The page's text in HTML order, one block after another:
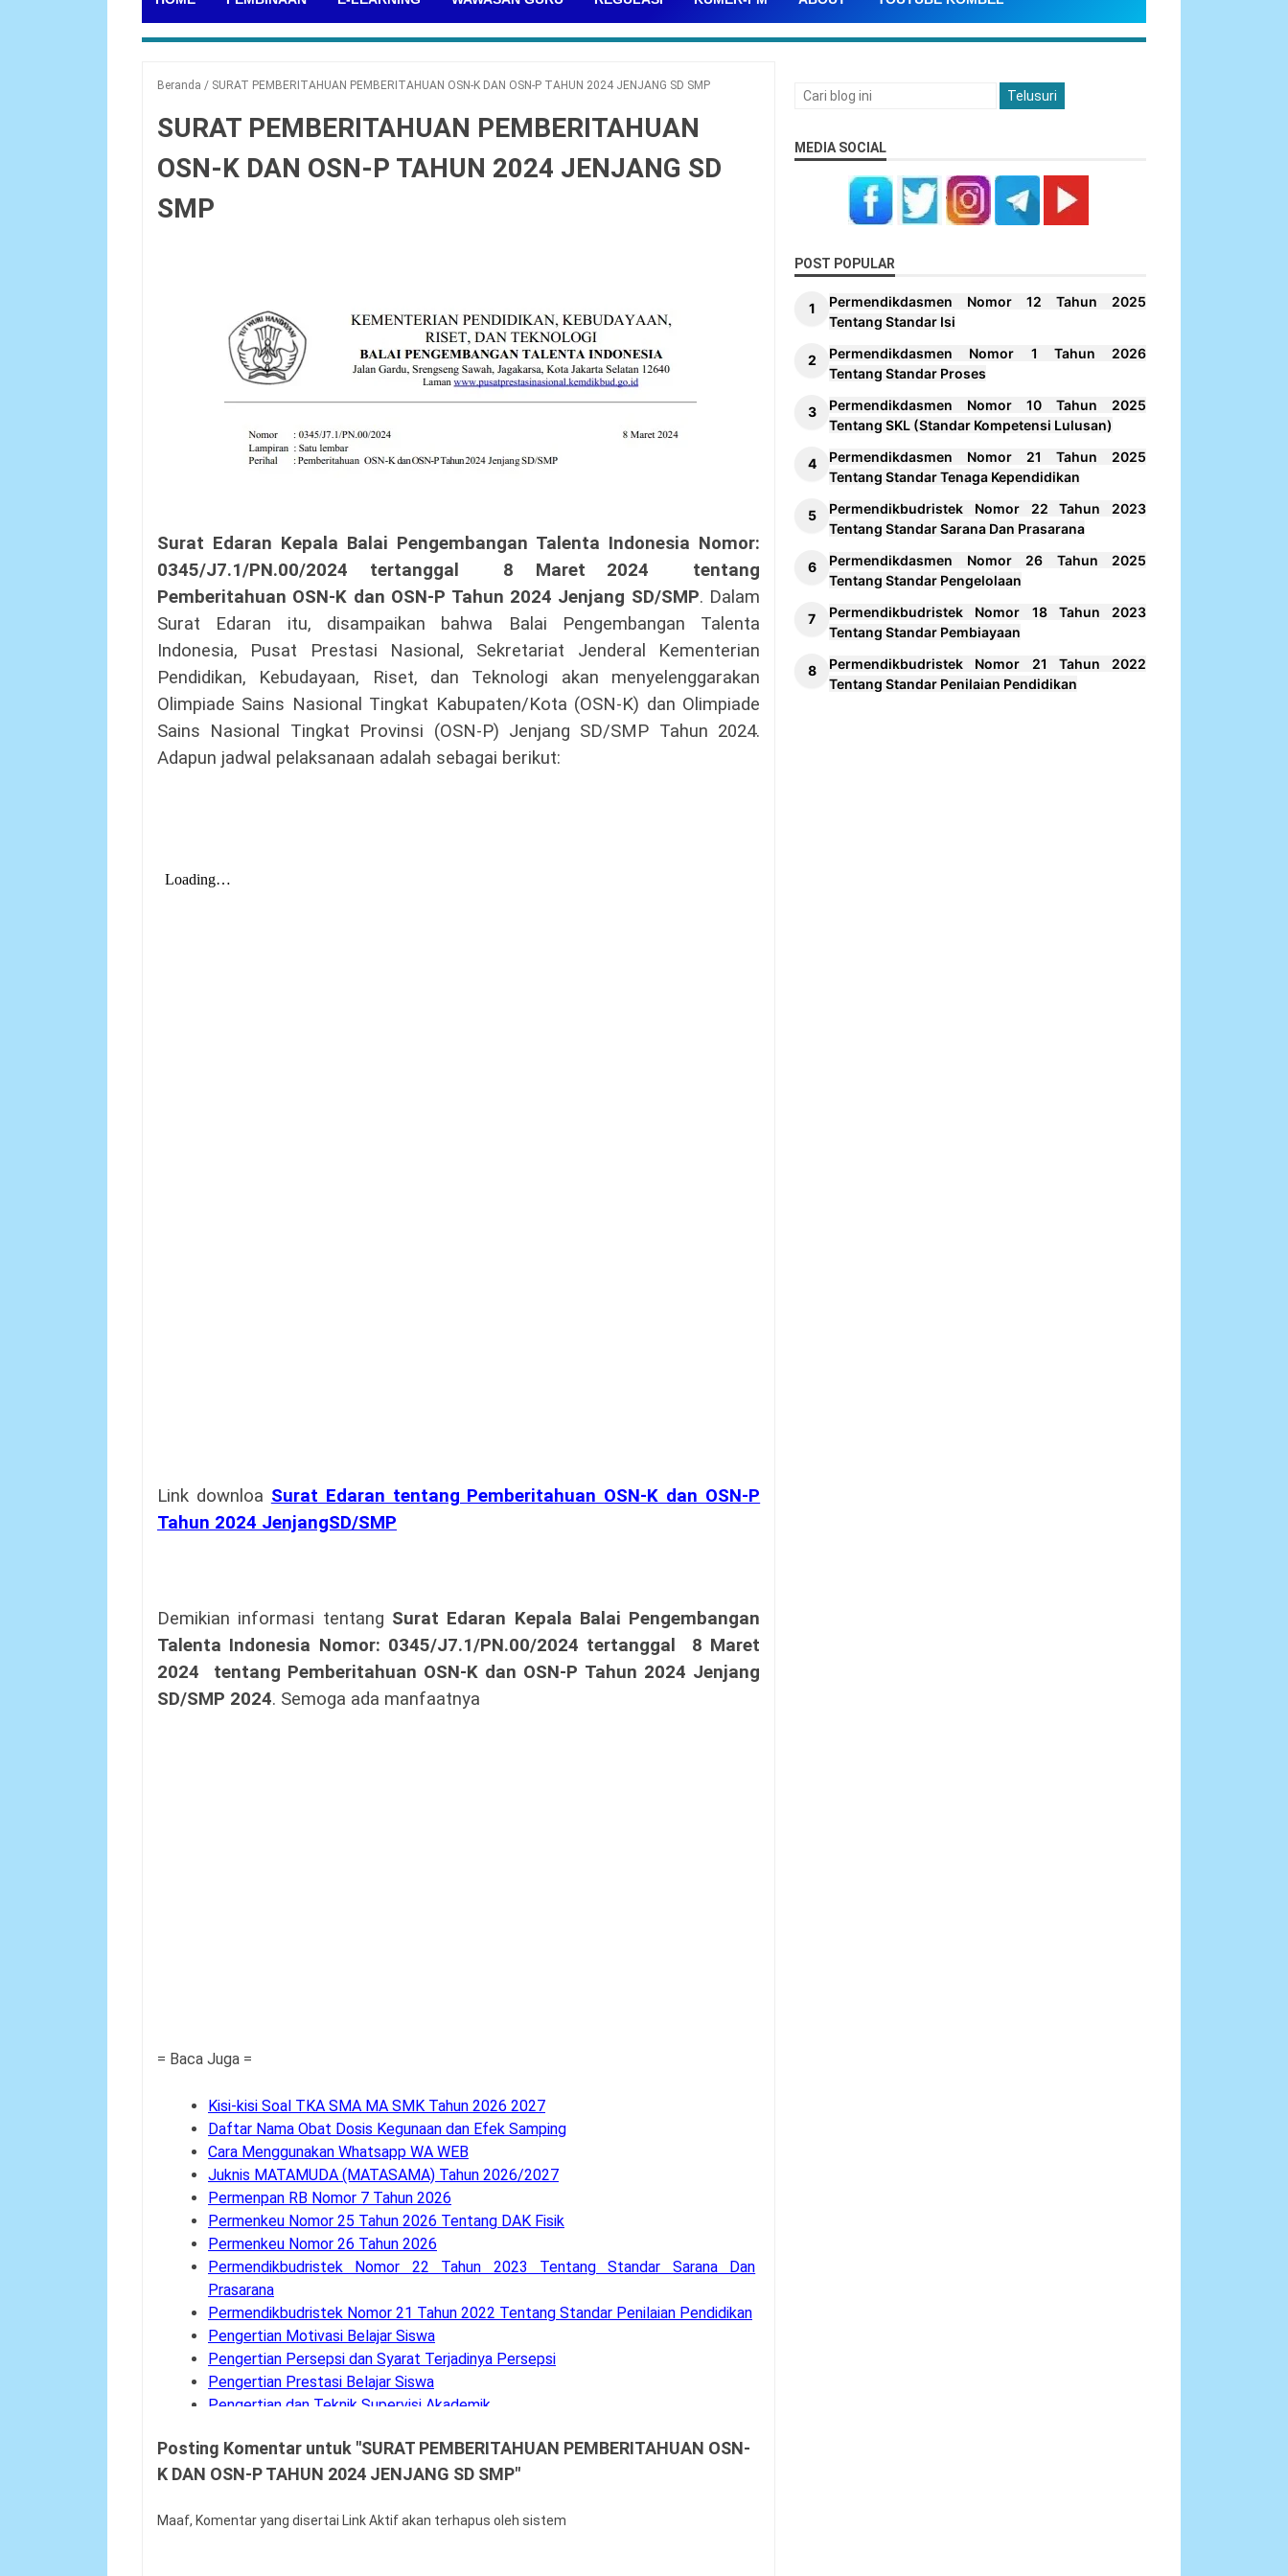
Beranda / SURAT PEMBERITAHUAN PEMBERITAHUAN OSN-K DAN OSN-P TAHUN 2024 JENJANG SD SMP
SURAT PEMBERITAHUAN PEMBERITAHUAN
OSN-K DAN OSN-P TAHUN 2024 JENJANG SD
SMP
Surat Edaran Kepala Balai Pengembangan Talenta Indonesia Nomor:
0345/J7.1/PN.00/2024 tertanggal
8 Maret 2024
tentang
Pemberitahuan OSN-K dan OSN-P Tahun 2024 Jenjang SD/SMP. Dalam
Surat Edaran itu, disampaikan bahwa Balai Pengembangan Talenta
Indonesia, Pusat Prestasi Nasional, Sekretariat Jenderal Kementerian
Pendidikan, Kebudayaan, Riset, dan Teknologi akan menyelenggarakan
Olimpiade Sains Nasional Tingkat Kabupaten/Kota (OSN-K) dan Olimpiade
Sains Nasional Tingkat Provinsi (OSN-P) Jenjang SD/SMP Tahun 2024.
Adapun jadwal pelaksanaan adalah sebagai berikut:
Link downloa Surat Edaran tentang Pemberitahuan OSN-K dan OSN-P
Tahun 2024 JenjangSD/SMP
Demikian informasi tentang Surat Edaran Kepala Balai Pengembangan
Talenta Indonesia Nomor: 0345/J7.1/PN.00/2024 tertanggal
8 Maret
2024
tentang Pemberitahuan OSN-K dan OSN-P Tahun 2024 Jenjang
SD/SMP 2024. Semoga ada manfaatnya
= Baca Juga =
Kisi-kisi Soal TKA SMA MA SMK Tahun 2026 2027
Daftar Nama Obat Dosis Kegunaan dan Efek Samping
Cara Menggunakan Whatsapp WA WEB
Juknis MATAMUDA (MATASAMA) Tahun 2026/2027
Permenpan RB Nomor 7 Tahun 2026
Permenkeu Nomor 25 Tahun 2026 Tentang DAK Fisik
Permenkeu Nomor 26 Tahun 2026
Permendikbudristek Nomor 22 Tahun 2023 Tentang Standar Sarana Dan
Prasarana
Permendikbudristek Nomor 21 Tahun 2022 Tentang Standar Penilaian Pendidikan
Pengertian Motivasi Belajar Siswa
Pengertian Persepsi dan Syarat Terjadinya Persepsi
Pengertian Prestasi Belajar Siswa
Pengertian dan Teknik Supervisi Akademik
Pengertian dan Komponen Layanan BK
Panduan Cara Aktivasi MFA Pada SSO BKN
Syarat dan Jadwal Pendaftaran BINTARA POLRI
Posting Komentar untuk "SURAT PEMBERITAHUAN PEMBERITAHUAN OSN-
K DAN OSN-P TAHUN 2024 JENJANG SD SMP"
Maaf, Komentar yang disertai Link Aktif akan terhapus oleh sistem
MEDIA SOCIAL
POST POPULAR
Permendikdasmen Nomor 12 Tahun 2025
Tentang Standar Isi
Permendikdasmen Nomor 1 Tahun 2026
Tentang Standar Proses
Permendikdasmen Nomor 10 Tahun 2025
Tentang SKL (Standar Kompetensi Lulusan)
Permendikdasmen Nomor 21 Tahun 2025
Tentang Standar Tenaga Kependidikan
Permendikbudristek Nomor 22 Tahun 2023
Tentang Standar Sarana Dan Prasarana
Permendikdasmen Nomor 26 Tahun 2025
Tentang Standar Pengelolaan
Permendikbudristek Nomor 18 Tahun 2023
Tentang Standar Pembiayaan
Permendikbudristek Nomor 21 Tahun 2022
Tentang Standar Penilaian Pendidikan